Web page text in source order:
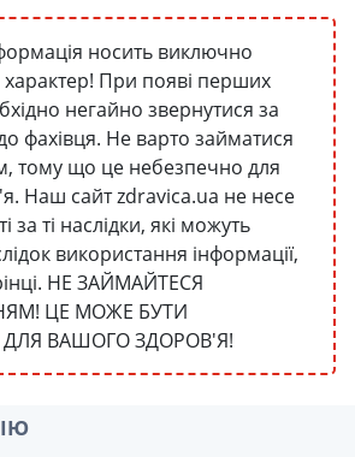
носить виключно
При появі перших
негайно звернутися за
фахівця. Не варто займатися
тому що це небезпечно для
Наш сайт zdravica.ua не несе
за ті наслідки, які можуть
використання інформації,
НЕ ЗАЙМАЙТЕСЯ
ЦЕ МОЖЕ БУТИ
ВАШОГО ЗДОРОВ'Я!